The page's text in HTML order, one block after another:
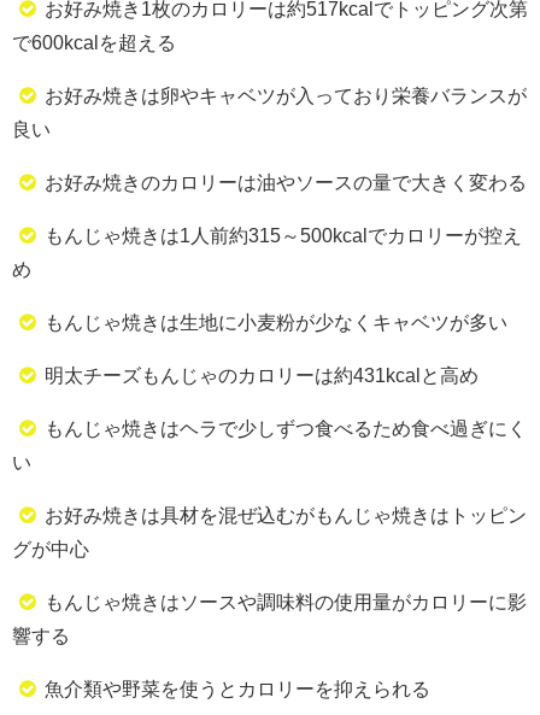
お好み焼き1枚のカロリーは約517kcalでトッピング次第
で600kcalを超える
お好み焼きは卵やキャベツが入っており栄養バランスが
良い
お好み焼きのカロリーは油やソースの量で大きく変わる
もんじゃ焼きは1人前約315～500kcalでカロリーが控え
め
もんじゃ焼きは生地に小麦粉が少なくキャベツが多い
明太チーズもんじゃのカロリーは約431kcalと高め
もんじゃ焼きはヘラで少しずつ食べるため食べ過ぎにく
い
お好み焼きは具材を混ぜ込むがもんじゃ焼きはトッピン
グが中心
もんじゃ焼きはソースや調味料の使用量がカロリーに影
響する
魚介類や野菜を使うとカロリーを抑えられる